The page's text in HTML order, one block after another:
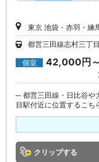
東京 池袋・赤羽・練
都営三田線志村三丁目
個室 42,000円
─ 都営三田線・日比谷や
目駅付近に位置するこち
クリップ